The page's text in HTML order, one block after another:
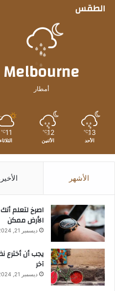
الطقس
Melbourne
أمطار
13
℃
الأحد
12
℃
الأثنين
11
℃
الثلاثاء
الأشهر
‫اصرخ لتعلم
الأرض ممكن
ديسمبر 21, 2024
يجب أن أخترع
آخر
ديسمبر 21, 2024